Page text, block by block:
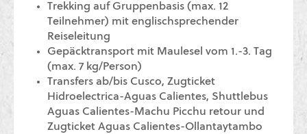
Trekking auf Gruppenbasis (max. 12
Teilnehmer) mit englischsprechender
Reiseleitung
Gepäcktransport mit Maulesel vom 1.-3. Tag
(max. 7 kg/Person)
Transfers ab/bis Cusco, Zugticket
Hidroelectrica-Aguas Calientes, Shuttlebus
Aguas Calientes-Machu Picchu retour und
Zugticket Aguas Calientes-Ollantaytambo